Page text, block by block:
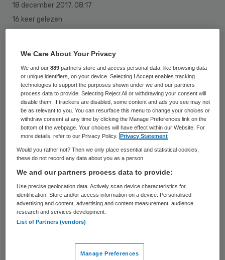
18 december 2017, 08:17
16 keer gelezen
Het kabinet wil de verkoop van lachgas aan
minderjarigen aan banden leggen. Naast
een leeftijdsgrens willen minister Bruno
Bruins en staatssecretaris Paul Blokhuis
van VWS ook een maximum stellen aan het
aantal lachgaspatronen dat mag worden
verkocht aan een klant.
De bewindslieden gaan hierover overleggen
met de detail- en groothandel, schrijven ze
maandag aan de Tweede Kamer. Ze hopen
tot vrijwillige afspraken te komen. “Vooral
voor de groep heel jonge gebruikers, bij wie
een opmaat voor ander middelengebruik
We Care About Your Privacy
We and our889 partners store and access personal data, like browsing data
or unique identifiers, on your device. Selecting I Accept enables tracking
technologies to support the purposes shown under we and our partners
process data to provide. Selecting Reject All or withdrawing your consent will
disable them. If trackers are disabled, some content and ads you see may not
be as relevant to you. You can resurface this menu to change your choices or
withdraw consent at any time by clicking the Manage Preferences link on the
bottom of the webpage. Your choices will have effect within our Website. For
more details, refer to our Privacy Policy.
Privacy Statement
Would you rather not? Then we only place essential and statistical cookies,
these do not record any data about you as a person
We and our partners process data to provide:
Use precise geolocation data. Actively scan device characteristics for
identification. Store and/or access information on a device. Personalised
advertising and content, advertising and content measurement, audience
research and services development.
List of Partners (vendors)
Manage Preferences